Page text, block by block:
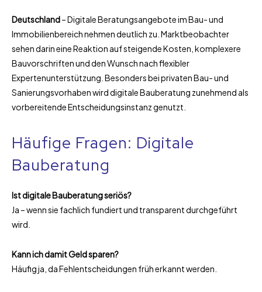
Deutschland– Digitale Beratungsangebote im Bau- und
Immobilienbereich nehmen deutlich zu. Marktbeobachter
sehen darin eine Reaktion auf steigende Kosten, komplexere
Bauvorschriften und den Wunsch nach flexibler
Expertenunterstützung. Besonders bei privaten Bau- und
Sanierungsvorhaben wird digitale Bauberatung zunehmend als
vorbereitende Entscheidungsinstanz genutzt.
Häufige Fragen: Digitale
Bauberatung
Ist digitale Bauberatung seriös?
Ja – wenn sie fachlich fundiert und transparent durchgeführt
wird.
Kann ich damit Geld sparen?
Häufig ja, da Fehlentscheidungen früh erkannt werden.